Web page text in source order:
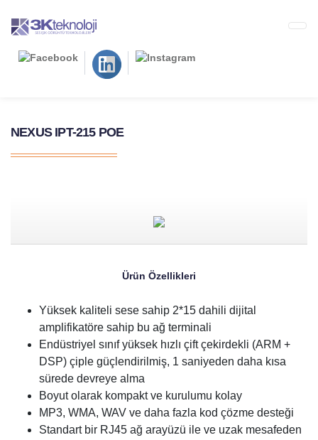
NEXUS IPT-215 POE
ÜRÜNLER
NEXUS IPT-215 POE
Ürün Özellikleri
Yüksek kaliteli sese sahip 2*15 dahili dijital
amplifikatöre sahip bu ağ terminali
Endüstriyel sınıf yüksek hızlı çift çekirdekli (ARM +
DSP) çiple güçlendirilmiş, 1 saniyeden daha kısa
sürede devreye alma
Boyut olarak kompakt ve kurulumu kolay
MP3, WMA, WAV ve daha fazla kod çözme desteği
Standart bir RJ45 ağ arayüzü ile ve uzak mesafeden